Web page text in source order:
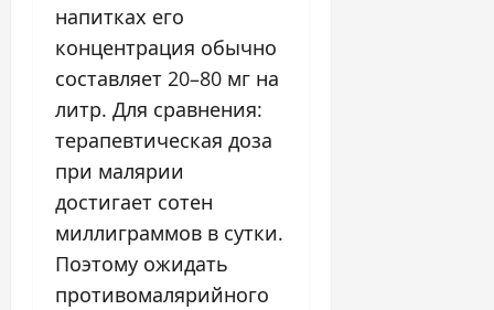
напитках его
концентрация обычно
составляет 20–80 мг на
литр. Для сравнения:
терапевтическая доза
при малярии
достигает сотен
миллиграммов в сутки.
Поэтому ожидать
противомалярийного